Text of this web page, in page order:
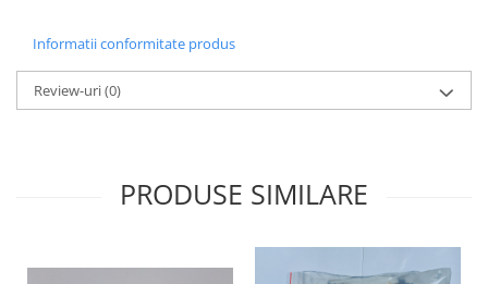
Informatii conformitate produs
Review-uri(0)
PRODUSE SIMILARE